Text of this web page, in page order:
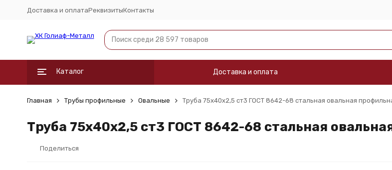
Доставка и оплатаРеквизитыКонтакты
Каталог Доставка и оплата
Главная Трубы профильные Овальные Труба 75х40х2,5 ст3 ГОСТ 8642-68 стальная овальная
Труба 75х40х2,5 ст3 ГОСТ 8642-68 стальная
Поделиться